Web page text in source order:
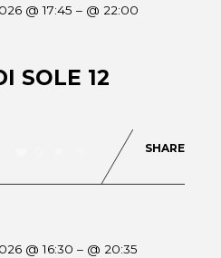
@ 17:45– @ 22:00
SOLE 12
SHARE
@ 16:30– @ 20:35